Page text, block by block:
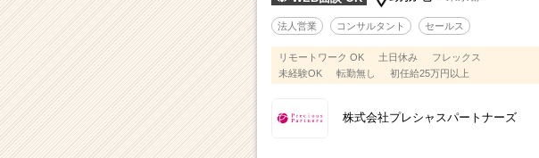
法人営業 コンサルタント セールス
リモートワーク OK 土日休み
フレックス
未経験OK
転勤無し 初任給25万円以上
株式会社プレシャスパートナーズ